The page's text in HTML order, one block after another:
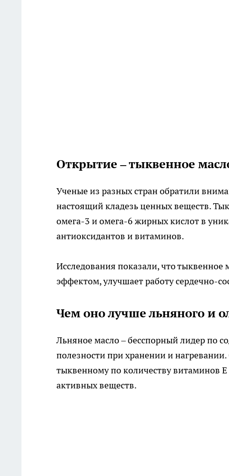
Открытие – тыквенное
Ученые из разных стран обратили
настоящий кладезь ценных веществ.
омега-3 и омега-6 жирных кислот в
антиоксидантов и витаминов.
Исследования показали, что
эффектом, улучшает работу сердечно-
Чем оно лучше льняного и
Льняное масло – бесспорный лидер по
полезности при хранении и
тыквенному по количеству витаминов
активных веществ.